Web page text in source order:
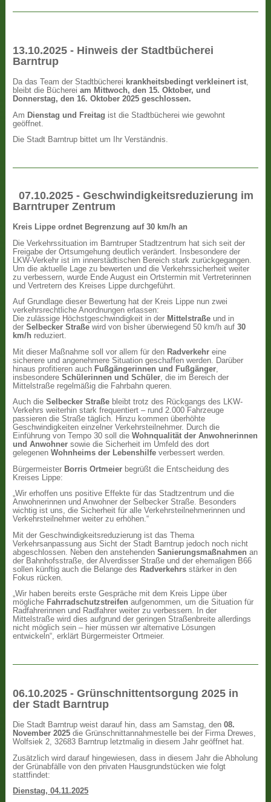
13.10.2025 - Hinweis der Stadtbücherei
Barntrup
Da das Team der Stadtbücherei krankheitsbedingt verkleinert ist,
bleibt die Büchereiam Mittwoch, den 15. Oktober, und
Donnerstag, den 16. Oktober 2025 geschlossen.
Am Dienstag und Freitag ist die Stadtbücherei wie gewohnt
geöffnet.
Die Stadt Barntrup bittet um Ihr Verständnis.
07.10.2025 - Geschwindigkeitsreduzierung im
Barntruper Zentrum
Kreis Lippe ordnet Begrenzung auf 30 km/h an
Die Verkehrssituation im Barntruper Stadtzentrum hat sich seit der
Freigabe der Ortsumgehung deutlich verändert. Insbesondere der
LKW-Verkehr ist im innerstädtischen Bereich stark zurückgegangen.
Um die aktuelle Lage zu bewerten und die Verkehrssicherheit weiter
zu verbessern, wurde Ende August ein Ortstermin mit Vertreterinnen
und Vertretern des Kreises Lippe durchgeführt.
Auf Grundlage dieser Bewertung hat der Kreis Lippe nun zwei
verkehrsrechtliche Anordnungen erlassen:
Die zulässige Höchstgeschwindigkeit in der Mittelstraße und in
derSelbecker Straße wird von bisher überwiegend 50 km/h auf30
km/h reduziert.
Mit dieser Maßnahme soll vor allem für den Radverkehr eine
sicherere und angenehmere Situation geschaffen werden. Darüber
hinaus profitieren auch Fußgängerinnen und Fußgänger
insbesondereSchülerinnen und Schüler , die im Bereich der
Mittelstraße regelmäßig die Fahrbahn queren.
Auch dieSelbecker Straße bleibt trotz des Rückgangs des LKW-
Verkehrs weiterhin stark frequentiert – rund 2.000 Fahrzeuge
passieren die Straße täglich. Hinzu kommen überhöhte
Geschwindigkeiten einzelner Verkehrsteilnehmer. Durch die
Einführung von Tempo 30 soll dieWohnqualität der Anwohnerinnen
und Anwohner sowie die Sicherheit im Umfeld des dort
gelegenenWohnheims der Lebenshilfe verbessert werden.
Bürgermeister Borris Ortmeier begrüßt die Entscheidung des
Kreises Lippe:
„Wir erhoffen uns positive Effekte für das Stadtzentrum und die
Anwohnerinnen und Anwohner der Selbecker Straße. Besonders
wichtig ist uns, die Sicherheit für alle Verkehrsteilnehmerinnen und
Verkehrsteilnehmer weiter zu erhöhen.“
Mit der Geschwindigkeitsreduzierung ist das Thema
Verkehrsanpassung aus Sicht der Stadt Barntrup jedoch noch nicht
abgeschlossen. Neben den anstehendenSanierungsmaßnahmen an
der Bahnhofsstraße, der Alverdisser Straße und der ehemaligen B66
sollen künftig auch die Belange des Radverkehrs stärker in den
Fokus rücken.
„Wir haben bereits erste Gespräche mit dem Kreis Lippe über
mögliche Fahrradschutzstreifen aufgenommen, um die Situation für
Radfahrerinnen und Radfahrer weiter zu verbessern. In der
Mittelstraße wird dies aufgrund der geringen Straßenbreite allerdings
nicht möglich sein – hier müssen wir alternative Lösungen
entwickeln“, erklärt Bürgermeister Ortmeier.
06.10.2025 - Grünschnittentsorgung 2025 in
der Stadt Barntrup
Die Stadt Barntrup weist darauf hin, dass am Samstag, den08.
November 2025 die Grünschnittannahmestelle bei der Firma Drewes,
Wolfsiek 2, 32683 Barntrup letztmalig in diesem Jahr geöffnet hat.
Zusätzlich wird darauf hingewiesen, dass in diesem Jahr die Abholung
der Grünabfälle von den privaten Hausgrundstücken wie folgt
stattfindet:
Dienstag, 04.11.2025